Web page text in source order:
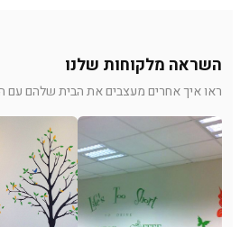
השראה מלקוחות שלנו
ראו איך אחרים מעצבים את הבית שלהם עם